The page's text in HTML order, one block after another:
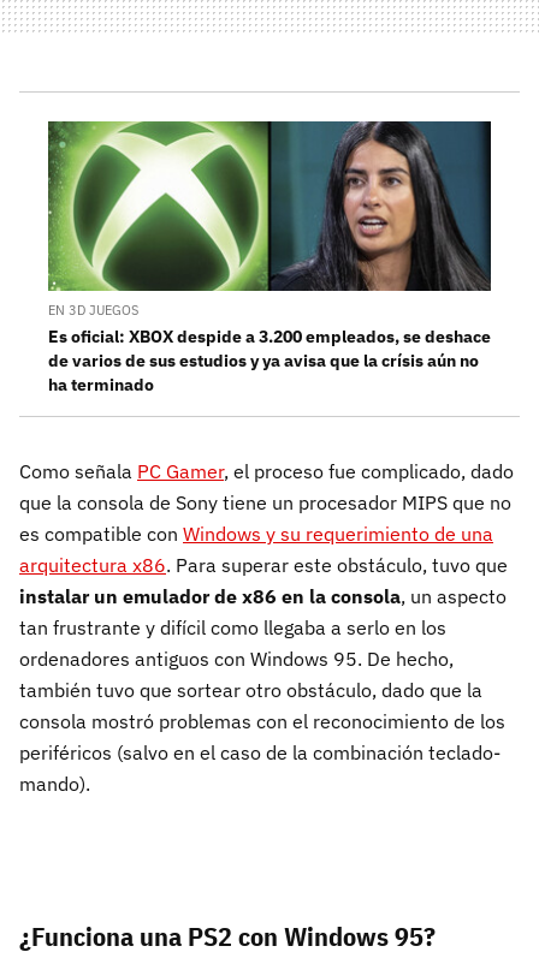
EN 3D JUEGOS
Es oficial: XBOX despide a 3.200 empleados, se deshace
de varios de sus estudios y ya avisa que la crísis aún no
ha terminado
Como señala PC Gamer, el proceso fue complicado, dado
que la consola de Sony tiene un procesador MIPS que no
es compatible con Windows y su requerimiento de una
arquitectura x86. Para superar este obstáculo, tuvo que
instalar un emulador de x86 en la consola, un aspecto
tan frustrante y difícil como llegaba a serlo en los
ordenadores antiguos con Windows 95. De hecho,
también tuvo que sortear otro obstáculo, dado que la
consola mostró problemas con el reconocimiento de los
periféricos (salvo en el caso de la combinación teclado-
mando).
¿Funciona una PS2 con Windows 95?